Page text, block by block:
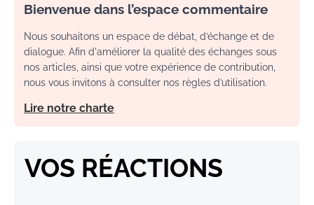
Bienvenue dans l’espace commentaire
Nous souhaitons un espace de débat, d’échange et de
dialogue. Afin d'améliorer la qualité des échanges sous
nos articles, ainsi que votre expérience de contribution,
nous vous invitons à consulter nos règles d’utilisation.
Lire notre charte
VOS RÉACTIONS